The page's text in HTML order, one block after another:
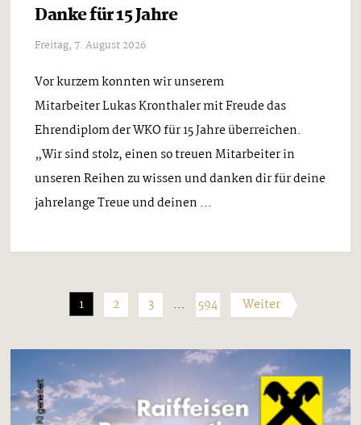
Danke für 15 Jahre
Freitag, 7. August 2026
Vor kurzem konnten wir unserem
Mitarbeiter Lukas Kronthaler mit Freude das
Ehrendiplom der WKO für 15 Jahre überreichen.
„Wir sind stolz, einen so treuen Mitarbeiter in
unseren Reihen zu wissen und danken dir für deine
jahrelange Treue und deinen ...
1 2 3 … 594 Weiter